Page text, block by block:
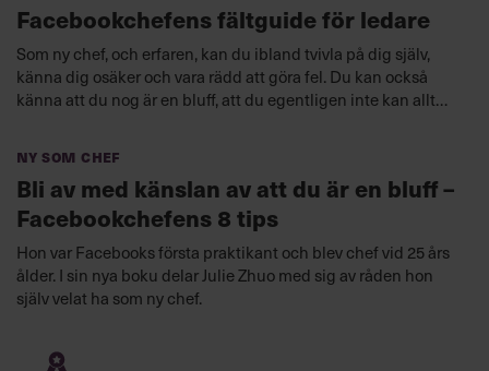
Facebookchefens fältguide för ledare
Som ny chef, och erfaren, kan du ibland tvivla på dig själv,
känna dig osäker och vara rädd att göra fel. Du kan också
känna att du nog är en bluff, att du egentligen inte kan allt
Ny som chef
Bli av med känslan av att du är en bluff –
Facebookchefens 8 tips
Hon var Facebooks första praktikant och blev chef vid 25 års
ålder. I sin nya boku delar Julie Zhuo med sig av råden hon
själv velat ha som ny chef.